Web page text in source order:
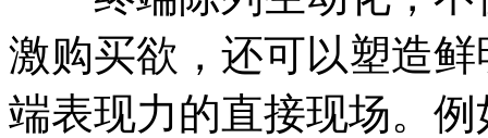
激购买欲，还可以塑造
端表现力的直接现场。